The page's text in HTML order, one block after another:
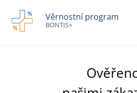
Věrnostní program
BONTIS+